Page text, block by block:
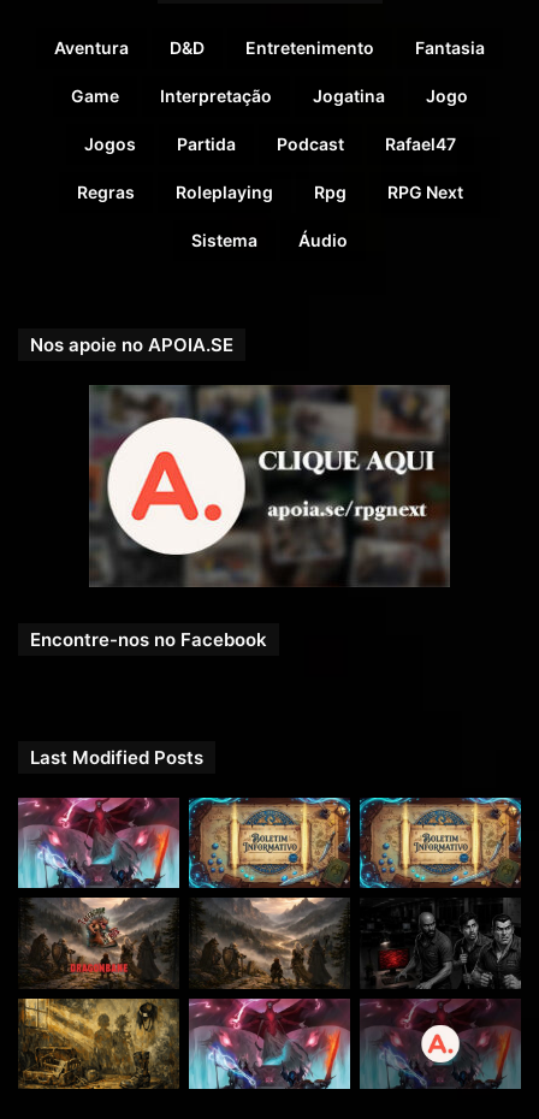
Aventura D&D Entretenimento Fantasia
Game Interpretação Jogatina Jogo
Jogos Partida Podcast Rafael47
Regras Roleplaying Rpg RPG Next
Sistema Áudio
Nos apoie no APOIA.SE
Encontre-nos no Facebook
Last Modified Posts